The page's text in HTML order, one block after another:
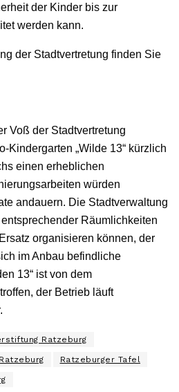
der Kinder bis zur
werden kann.
der Stadtvertretung finden Sie
Voß der Stadtvertretung
Kindergarten „Wilde 13“ kürzlich
einen erheblichen
würden
andauern. Die Stadtverwaltung
Räumlichkeiten
organisieren können, der
im Anbau befindliche
13“ ist von dem
der Betrieb läuft
Ratzeburg
Ratzeburg Ratzeburger Tafel